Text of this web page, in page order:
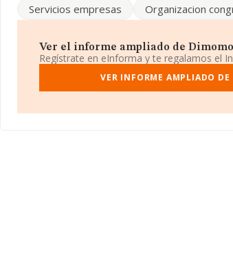
En base a la información de la que dispone
ventas entre todas las compañías alcanza los
provincia (hablamos de Madrid), en la base de
cuyas ventas han alcanzado los 5.860 millones
relativa a las compañías, los empleados de
constitución es de 18 años.
Servicios empresas
Organizacion
Ver el informe ampliado de
Regístrate en eInforma y te regalamos el
VER INFORME AMPLIADO